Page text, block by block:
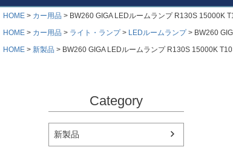
HOME カー用品
BW260 GIGA LEDルームランプ R130S 15000K
HOME
カー用品 ライト・ランプ LEDルームランプ
BW260
HOME
新製品 BW260 GIGA LEDルームランプ R130S 15000K
Category
新製品